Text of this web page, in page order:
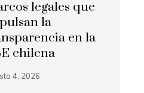
legales que
la
en la
chilena
4, 2026